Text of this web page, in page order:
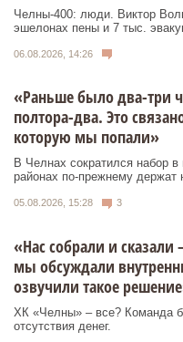
Челны-400: люди. Виктор
эшелонах пены и 7 тыс.
06.08.2026, 14:26
«Раньше было два-три
полтора-два. Это
которую мы попали»
В Челнах сократился набор
районах по-прежнему держат
05.08.2026, 15:28 3
«Нас собрали и
мы обсуждали
озвучили такое
ХК «Челны» – все? Команда
отсутствия денег.